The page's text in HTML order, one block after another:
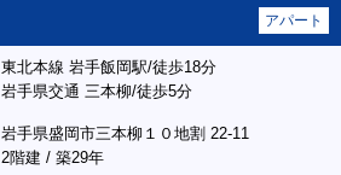
アパート
東北本線 岩手飯岡駅/徒歩18分
岩手県交通 三本柳/徒歩5分
岩手県盛岡市三本柳１０地割 22-11
2階建 / 築29年